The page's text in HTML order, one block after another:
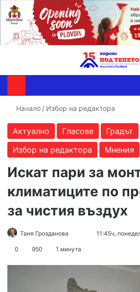
Начало / Избор на редактора
Актуално Гласове
Градът
Избор на редактора
Мнения
Искат пари за
климатиците по
за чистия въздух
Таня Грозданова
Send11:45ч,
0 950 1 минута